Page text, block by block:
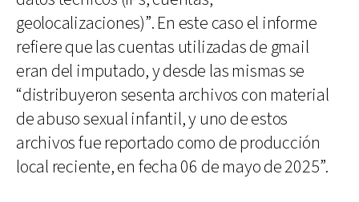
geolocalizaciones)”. En este caso el informe
refiere que las cuentas utilizadas de gmail
eran del imputado, y desde las mismas se
“distribuyeron sesenta archivos con material
de abuso sexual infantil, y uno de estos
archivos fue reportado como de producción
local reciente, en fecha 06 de mayo de 2025”.